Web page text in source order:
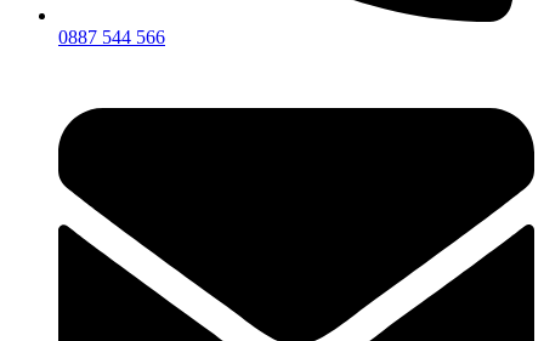
0887 544 566